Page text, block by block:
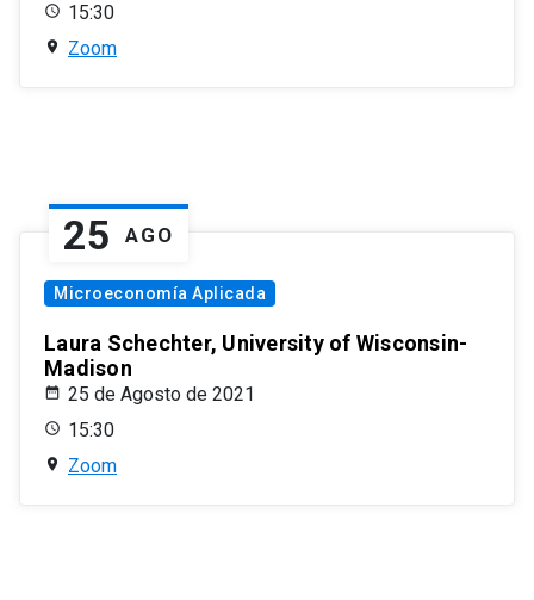
15:30
Zoom
25 AGO
Microeconomía Aplicada
Laura Schechter, University of Wisconsin-
Madison
25 de Agosto de 2021
15:30
Zoom